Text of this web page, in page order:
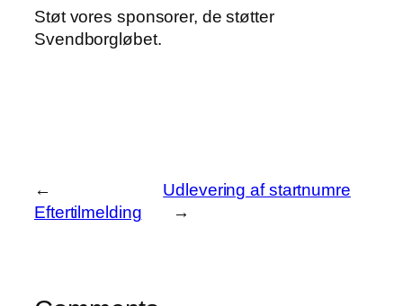
Støt vores sponsorer, de støtter
Svendborgløbet.
←
Eftertilmelding
Udlevering af startnumre
→